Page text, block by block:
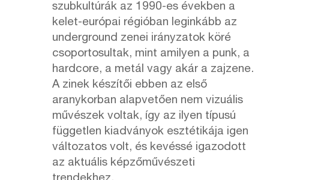
szubkultúrák az 1990-es években a
kelet-európai régióban leginkább az
underground zenei irányzatok köré
csoportosultak, mint amilyen a punk, a
hardcore, a metál vagy akár a zajzene.
A zinek készítői ebben az első
aranykorban alapvetően nem vizuális
művészek voltak, így az ilyen típusú
független kiadványok esztétikája igen
változatos volt, és kevéssé igazodott
az aktuális képzőművészeti